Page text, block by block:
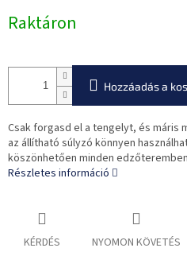
Raktáron
Hozzáadás a
Csak forgasd el a tengelyt, és máris
az állítható súlyzó könnyen
köszönhetően minden
Részletes információ
KÉRDÉS NYOMON KÖVETÉS